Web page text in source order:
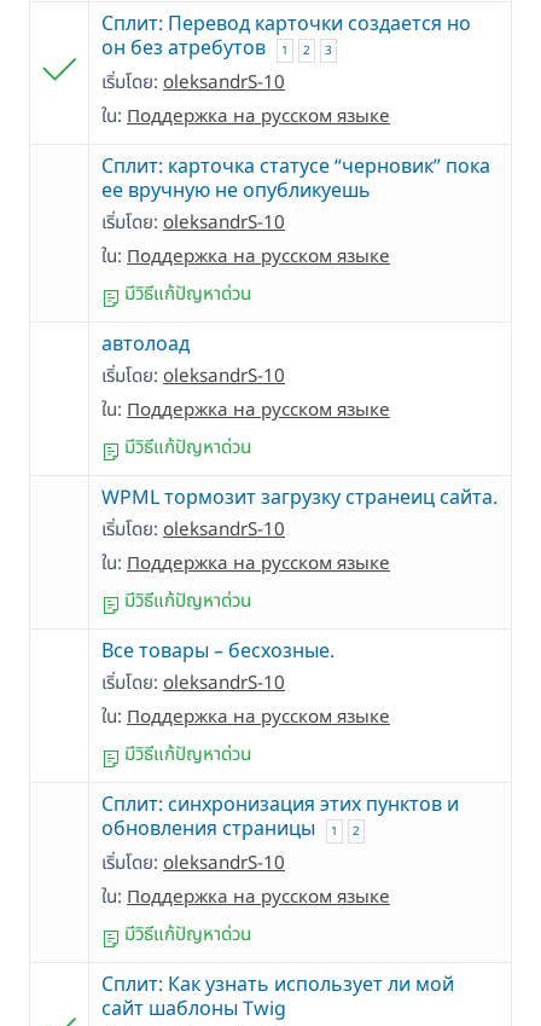
Сплит: Перевод карточки создается но
он без атребутов
1 2 3
เริ่มโดย: oleksandrS-10
ใน: Поддержка на русском языке
Сплит: карточка статусе “черновик” пока
ее вручную не опубликуешь
เริ่มโดย: oleksandrS-10
ใน: Поддержка на русском языке
มีวิธีแก้ปัญหาด่วน
автолоад
เริ่มโดย: oleksandrS-10
ใน: Поддержка на русском языке
มีวิธีแก้ปัญหาด่วน
WPML тормозит загрузку странеиц сайта.
เริ่มโดย: oleksandrS-10
ใน: Поддержка на русском языке
มีวิธีแก้ปัญหาด่วน
Все товары – бесхозные.
เริ่มโดย: oleksandrS-10
ใน: Поддержка на русском языке
มีวิธีแก้ปัญหาด่วน
Сплит: cинхронизация этих пунктов и
обновления страницы
1 2
เริ่มโดย: oleksandrS-10
ใน: Поддержка на русском языке
มีวิธีแก้ปัญหาด่วน
Сплит: Как узнать использует ли мой
сайт шаблоны Twig